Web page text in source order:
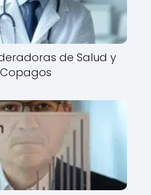
de Salud y